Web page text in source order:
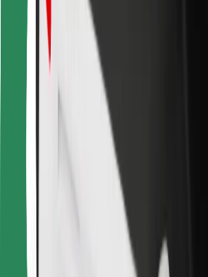
Za voznike
Za dostavljavce
Bolt Food
Za lastnike voznih parkov
Za restavracije
Bolt za podjetja
Pogoji poslovanja